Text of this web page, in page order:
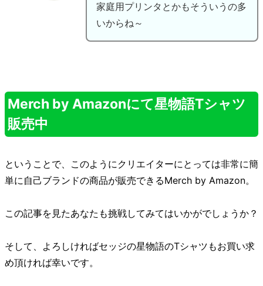
家庭用プリンタとかもそういうの多
いからね～
Merch by Amazonにて星物語Tシャツ
販売中
ということで、このようにクリエイターにとっては非常に簡
単に自己ブランドの商品が販売できるMerch by Amazon。
この記事を見たあなたも挑戦してみてはいかがでしょうか？
そして、よろしければセッジの星物語のTシャツもお買い求
め頂ければ幸いです。